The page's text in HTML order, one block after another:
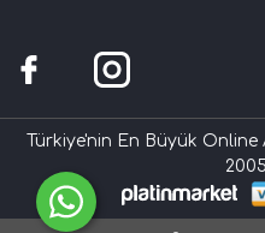
Türkiye'nin En Büyük